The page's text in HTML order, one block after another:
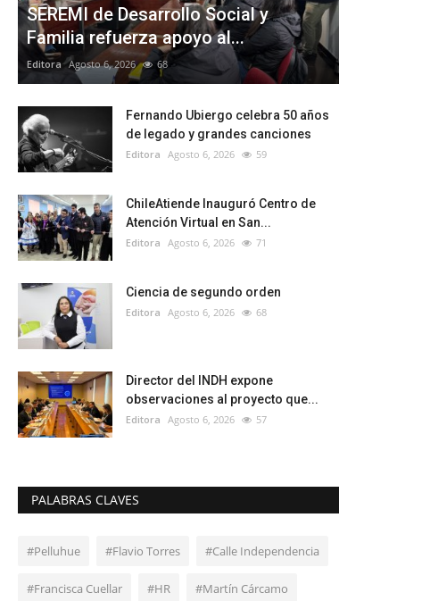
SEREMI de Desarrollo Social y
Familia refuerza apoyo al...
Editora Agosto 6, 2026 68
Fernando Ubiergo celebra 50 años
de legado y grandes canciones
Editora Agosto 6, 2026 59
ChileAtiende Inauguró Centro de
Atención Virtual en San...
Editora Agosto 6, 2026 71
Ciencia de segundo orden
Editora Agosto 6, 2026 68
Director del INDH expone
observaciones al proyecto que...
Editora Agosto 6, 2026 57
PALABRAS CLAVES
#Pelluhue #Flavio Torres #Calle Independencia
#Francisca Cuellar #HR #Martín Cárcamo